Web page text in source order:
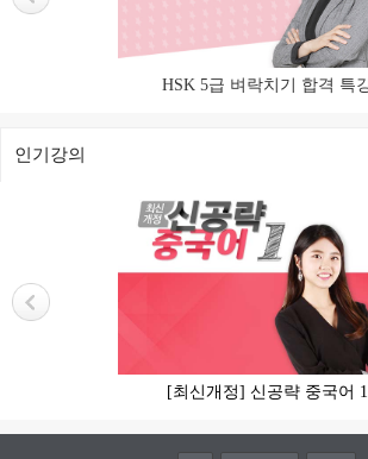
5급 벼락치기 합격 특강
인기강의
[최신개정] 신공략 중국어 1